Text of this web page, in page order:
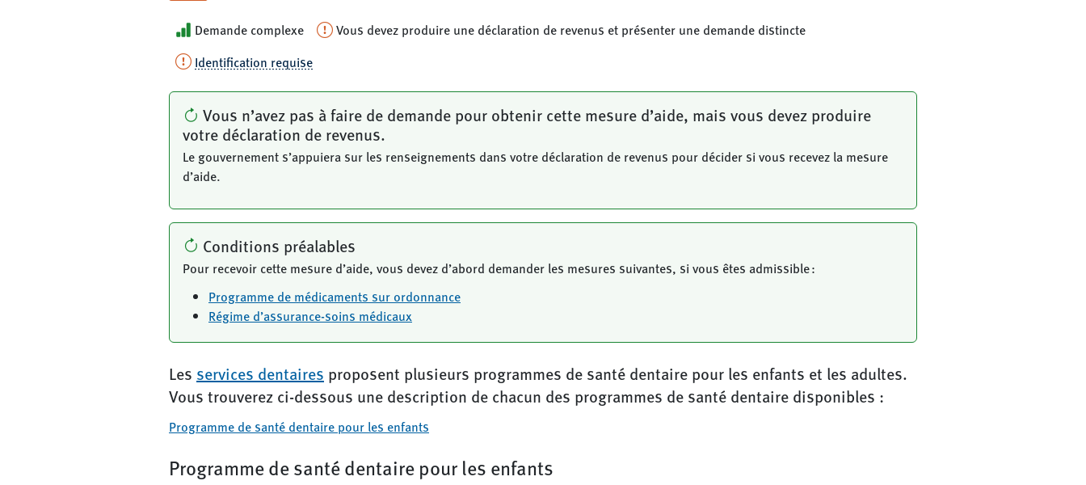
Demande complexe
Vous devez produire une déclaration de revenus et présenter une demande distincte
Identification requise
Vous n’avez pas à faire de demande pour obtenir cette mesure d’aide, mais vous devez produire
votre déclaration de revenus.
Le gouvernement s’appuiera sur les renseignements dans votre déclaration de revenus pour décider si vous recevez la mesure
d’aide.
Conditions préalables
Pour recevoir cette mesure d’aide, vous devez d’abord demander les mesures suivantes, si vous êtes admissible :
Programme de médicaments sur ordonnance
Régime d’assurance-soins médicaux
Les services dentaires proposent plusieurs programmes de santé dentaire pour les enfants et les adultes.
Vous trouverez ci-dessous une description de chacun des programmes de santé dentaire disponibles :
Programme de santé dentaire pour les enfants
Programme de santé dentaire pour les enfants